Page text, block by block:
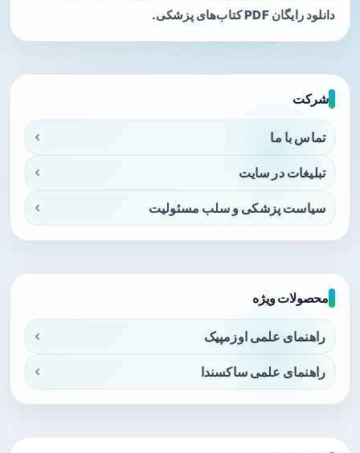
دانلود رایگان PDF کتاب‌های پزشکی.
شرکت
تماس با ما
تبلیغات در سایت
سیاست پزشکی و سلب مسئولیت
محصولات ویژه
راهنمای علمی اوزمپیک
راهنمای علمی ساکسندا